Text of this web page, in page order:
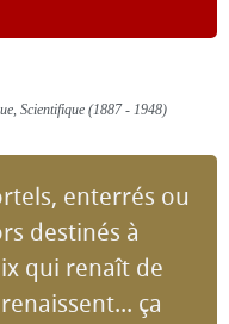
Scientifique (1887 - 1948)
enterrés ou
destinés à
qui renaît de
ça